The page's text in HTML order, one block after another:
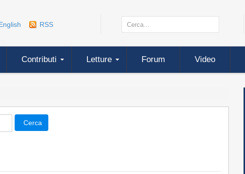
RSS
Contributi Letture Forum Video
Cerca